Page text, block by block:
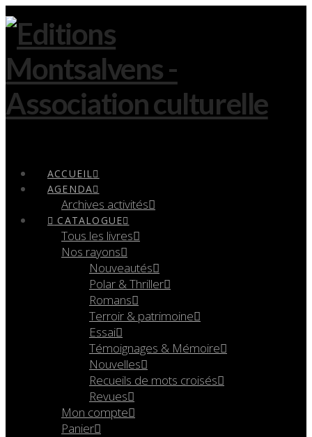
ACCUEIL
AGENDA
Archives activités
CATALOGUE
Tous les livres
Nos rayons
Nouveautés
Polar & Thriller
Romans
Terroir & patrimoine
Essai
Témoignages & Mémoire
Nouvelles
Recueils de mots croisés
Revues
Mon compte
Panier